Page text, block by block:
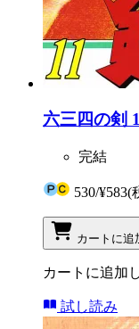
六三四の剣
完結
530/¥583(
カートに追
カートに追加
試し読み